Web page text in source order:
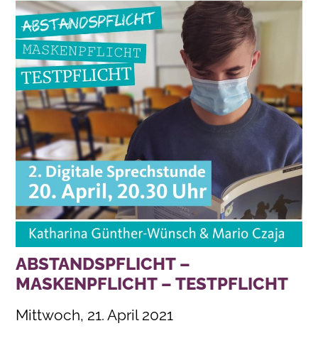
ABSTANDSPFLICHT –
MASKENPFLICHT – TESTPFLICHT
Mittwoch, 21. April 2021